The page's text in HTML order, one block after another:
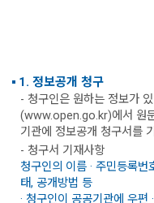
1. 정보공개 청구
- 청구인은 원하는 정보가
(www.open.go.kr)에서 원
기관에 정보공개 청구서를
- 청구서 기재사항
청구인의 이름 · 주민등록
태, 공개방법 등
· 청구인이 공공기관에 우